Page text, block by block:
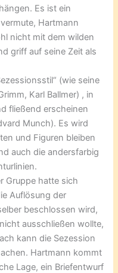
Es ist ein
Hartmann
nicht mit dem wilden
griff auf seine Zeit als
(wie seine
Karl Ballmer) , in
fließend erscheinen
Munch). Es wird
und Figuren bleiben
auch die andersfarbig
Gruppe hatte sich
Auflösung der
beschlossen wird,
ausschließen wollte,
kann die Sezession
Hartmann kommt
Lage, ein Briefentwurf